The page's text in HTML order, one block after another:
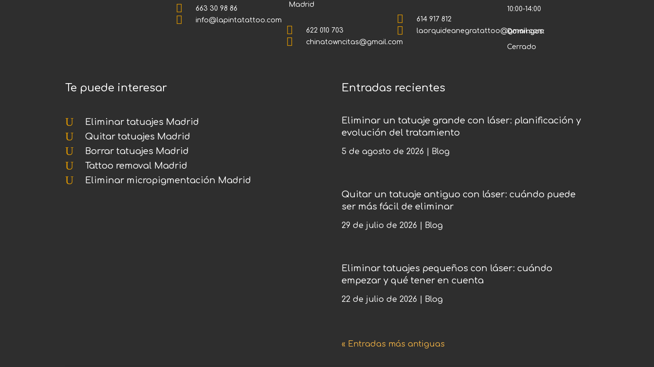
 663 30 98 86
 info@lapintatattoo.com
Madrid
 622 010 703
 chinatowncitas@gmail.com
 614 917 812
 laorquideanegratattoo@gmail.com
10:00-14:00
Domingos:
Cerrado
Te puede interesar
U Eliminar tatuajes Madrid
U Quitar tatuajes Madrid
U Borrar tatuajes Madrid
U Tattoo removal Madrid
U Eliminar micropigmentación Madrid
Entradas recientes
Eliminar un tatuaje grande con láser: planificación y
evolución del tratamiento
5 de agosto de 2026 Blog
Quitar un tatuaje antiguo con láser: cuándo puede
ser más fácil de eliminar
29 de julio de 2026 Blog
Eliminar tatuajes pequeños con láser: cuándo
empezar y qué tener en cuenta
22 de julio de 2026 Blog
« Entradas más antiguas